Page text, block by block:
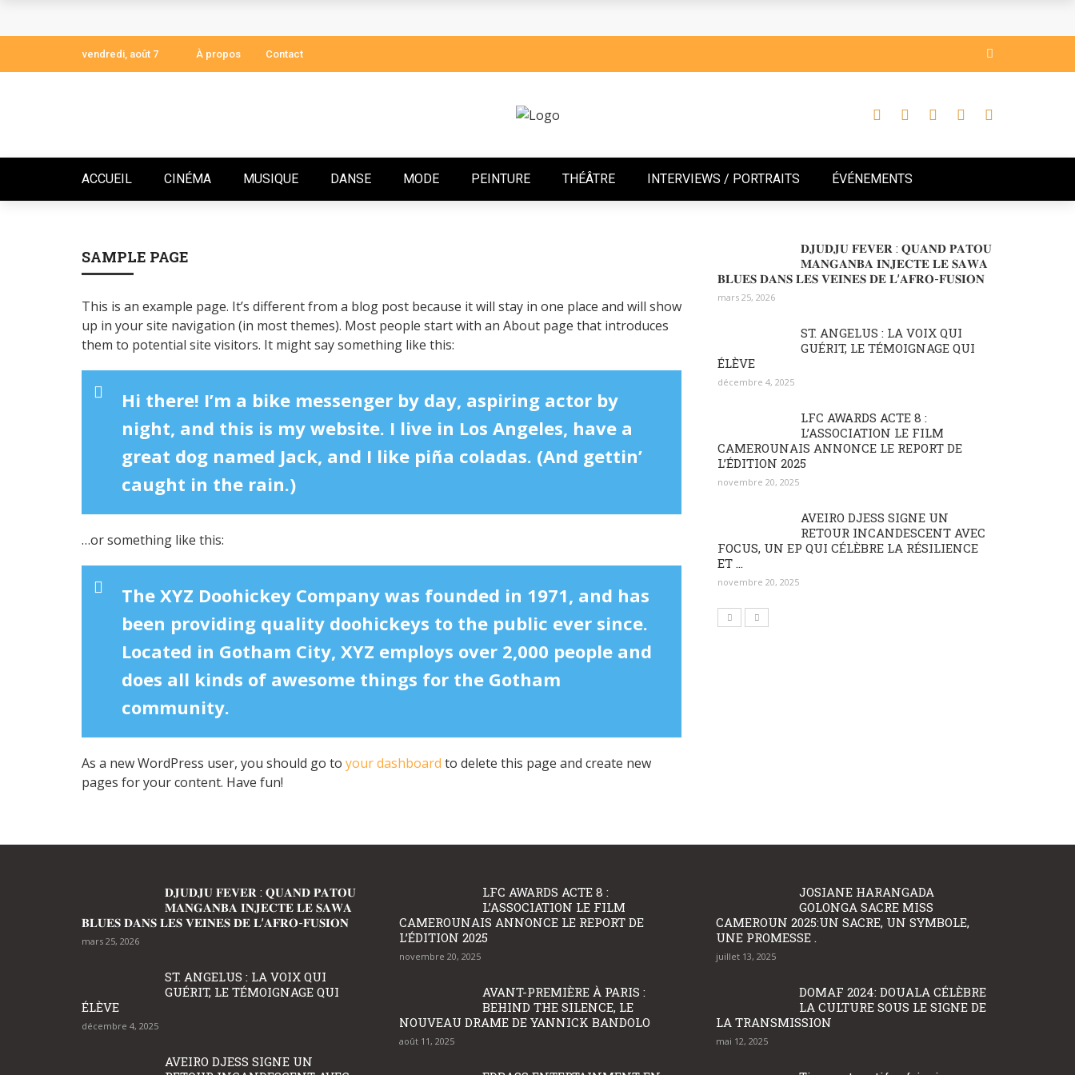
LFC AWARDS ACTE 8 : L’ASSOCIATION LE FILM CAMEROUNAIS ANNONCE LE REPORT DE L’ÉDITION 2025
DOMAF 2025 : DOUALA S’EMBRASE POUR LA 14ᵉ ÉDITION: RETOUR SUR UNE CONFÉRENCE DE PRESSE VIBRANTE DE VISION ET D’AMBITION
ARSÈNE ATEBA : QUAND L’EXCELLENCE ACADÉMIQUE RENCONTRE LE FEU DE LA DANSE
ARNOLD FOKAM DÉVOILE LE CHANT DES INVISIBLES : UNE ÉCOLOGIE INTIME À DOUALA
JOSEY DÉVOILE « LE MONDE EST À NOUS » : UN CLIP INTIMISTE QUI MET EN LUMIÈRE SON MARI DIÉ.
AVANT-PREMIÈRE À PARIS : BEHIND THE SILENCE, LE NOUVEAU DRAME DE YANNICK BANDOLO
vendredi, août 7 À propos Contact
ACCUEIL CINÉMA MUSIQUE DANSE MODE PEINTURE THÉÂTRE INTERVIEWS / PORTRAITS ÉVÉNEMENTS
SAMPLE PAGE
This is an example page. It’s different from a blog post because it will stay in one place and will show
up in your site navigation (in most themes). Most people start with an About page that introduces
them to potential site visitors. It might say something like this:
Hi there! I’m a bike messenger by day, aspiring actor by
night, and this is my website. I live in Los Angeles, have a
great dog named Jack, and I like piña coladas. (And gettin’
caught in the rain.)
…or something like this:
The XYZ Doohickey Company was founded in 1971, and has
been providing quality doohickeys to the public ever since.
Located in Gotham City, XYZ employs over 2,000 people and
does all kinds of awesome things for the Gotham
community.
As a new WordPress user, you should go to your dashboard to delete this page and create new
pages for your content. Have fun!
𝐃𝐉𝐔𝐃𝐉𝐔 𝐅𝐄𝐕𝐄𝐑 : 𝐐𝐔𝐀𝐍𝐃 𝐏𝐀𝐓𝐎𝐔
𝐌𝐀𝐍𝐆𝐀𝐍𝐁𝐀 𝐈𝐍𝐉𝐄𝐂𝐓𝐄 𝐋𝐄 𝐒𝐀𝐖𝐀
𝐁𝐋𝐔𝐄𝐒 𝐃𝐀𝐍𝐒 𝐋𝐄𝐒 𝐕𝐄𝐈𝐍𝐄𝐒 𝐃𝐄 𝐋’𝐀𝐅𝐑𝐎-𝐅𝐔𝐒𝐈𝐎𝐍
mars 25, 2026
ST. ANGELUS : LA VOIX QUI
GUÉRIT, LE TÉMOIGNAGE QUI
ÉLÈVE
décembre 4, 2025
LFC AWARDS ACTE 8 :
L’ASSOCIATION LE FILM
CAMEROUNAIS ANNONCE LE REPORT DE
L’ÉDITION 2025
novembre 20, 2025
AVEIRO DJESS SIGNE UN
RETOUR INCANDESCENT AVEC
FOCUS, UN EP QUI CÉLÈBRE LA RÉSILIENCE
ET ...
novembre 20, 2025
𝐃𝐉𝐔𝐃𝐉𝐔 𝐅𝐄𝐕𝐄𝐑 : 𝐐𝐔𝐀𝐍𝐃 𝐏𝐀𝐓𝐎𝐔
𝐌𝐀𝐍𝐆𝐀𝐍𝐁𝐀 𝐈𝐍𝐉𝐄𝐂𝐓𝐄 𝐋𝐄 𝐒𝐀𝐖𝐀
𝐁𝐋𝐔𝐄𝐒 𝐃𝐀𝐍𝐒 𝐋𝐄𝐒 𝐕𝐄𝐈𝐍𝐄𝐒 𝐃𝐄 𝐋’𝐀𝐅𝐑𝐎-𝐅𝐔𝐒𝐈𝐎𝐍
mars 25, 2026
ST. ANGELUS : LA VOIX QUI
GUÉRIT, LE TÉMOIGNAGE QUI
ÉLÈVE
décembre 4, 2025
AVEIRO DJESS SIGNE UN
LFC AWARDS ACTE 8 :
L’ASSOCIATION LE FILM
CAMEROUNAIS ANNONCE LE REPORT DE
L’ÉDITION 2025
novembre 20, 2025
AVANT-PREMIÈRE À PARIS :
BEHIND THE SILENCE, LE
NOUVEAU DRAME DE YANNICK BANDOLO
août 11, 2025
JOSIANE HARANGADA
GOLONGA SACRE MISS
CAMEROUN 2025:UN SACRE, UN SYMBOLE,
UNE PROMESSE .
juillet 13, 2025
DOMAF 2024: DOUALA CÉLÈBRE
LA CULTURE SOUS LE SIGNE DE
LA TRANSMISSION
mai 12, 2025